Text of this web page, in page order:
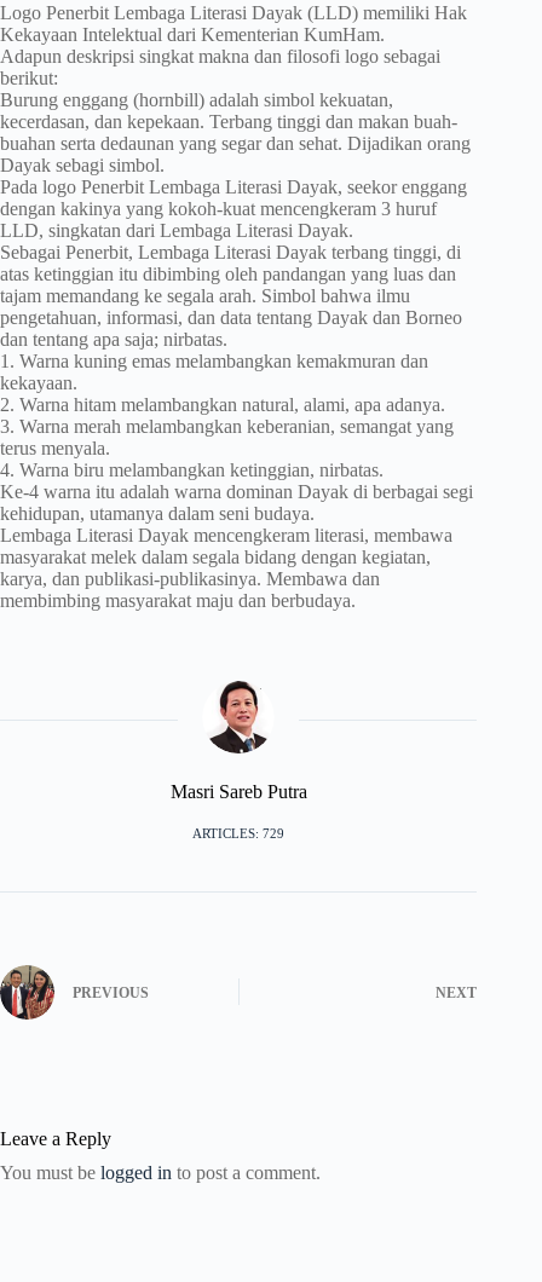
Logo Penerbit Lembaga Literasi Dayak (LLD) memiliki Hak
Kekayaan Intelektual dari Kementerian KumHam.
Adapun deskripsi singkat makna dan filosofi logo sebagai
berikut:
Burung enggang (hornbill) adalah simbol kekuatan,
kecerdasan, dan kepekaan. Terbang tinggi dan makan buah-
buahan serta dedaunan yang segar dan sehat. Dijadikan orang
Dayak sebagi simbol.
Pada logo Penerbit Lembaga Literasi Dayak, seekor enggang
dengan kakinya yang kokoh-kuat mencengkeram 3 huruf
LLD, singkatan dari Lembaga Literasi Dayak.
Sebagai Penerbit, Lembaga Literasi Dayak terbang tinggi, di
atas ketinggian itu dibimbing oleh pandangan yang luas dan
tajam memandang ke segala arah. Simbol bahwa ilmu
pengetahuan, informasi, dan data tentang Dayak dan Borneo
dan tentang apa saja; nirbatas.
1. Warna kuning emas melambangkan kemakmuran dan
kekayaan.
2. Warna hitam melambangkan natural, alami, apa adanya.
3. Warna merah melambangkan keberanian, semangat yang
terus menyala.
4. Warna biru melambangkan ketinggian, nirbatas.
Ke-4 warna itu adalah warna dominan Dayak di berbagai segi
kehidupan, utamanya dalam seni budaya.
Lembaga Literasi Dayak mencengkeram literasi, membawa
masyarakat melek dalam segala bidang dengan kegiatan,
karya, dan publikasi-publikasinya. Membawa dan
membimbing masyarakat maju dan berbudaya.
Masri Sareb Putra
ARTICLES: 729
PREVIOUS NEXT
Leave a Reply
You must be logged in to post a comment.